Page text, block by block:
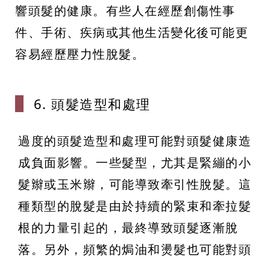
響頭髮的健康。有些人在經歷創傷性事
件、手術、疾病或其他生活變化後可能更
容易經歷壓力性脫髮。
6. 頭髮造型和處理
過度的頭髮造型和處理可能對頭髮健康造
成負面影響。一些髮型，尤其是緊繃的小
髮辮或玉米辮，可能導致牽引性脫髮。這
種類型的脫髮是由於持續的緊束和牽拉髮
根的力量引起的，最終導致頭髮逐漸脫
落。另外，頻繁的焗油和燙髮也可能對頭